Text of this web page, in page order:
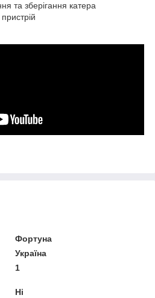
та зберігання катера
Фортуна
Україна
1
Ні